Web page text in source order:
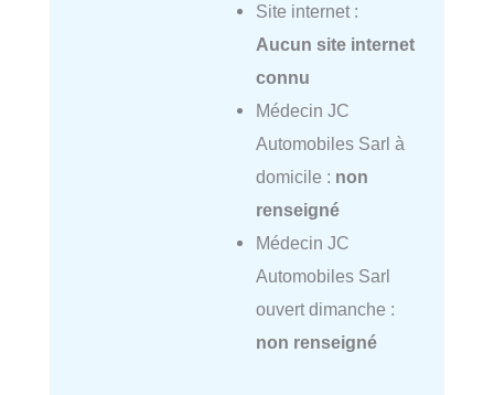
Site internet :
Aucun site internet
connu
Médecin JC
Automobiles Sarl à
domicile : non
renseigné
Médecin JC
Automobiles Sarl
ouvert dimanche :
non renseigné